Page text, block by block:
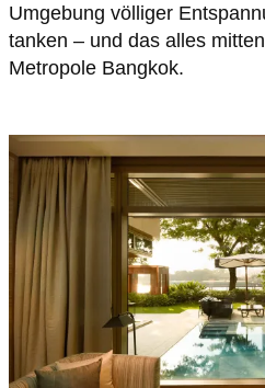
Umgebung völliger
tanken – und das alles
Metropole Bangkok.